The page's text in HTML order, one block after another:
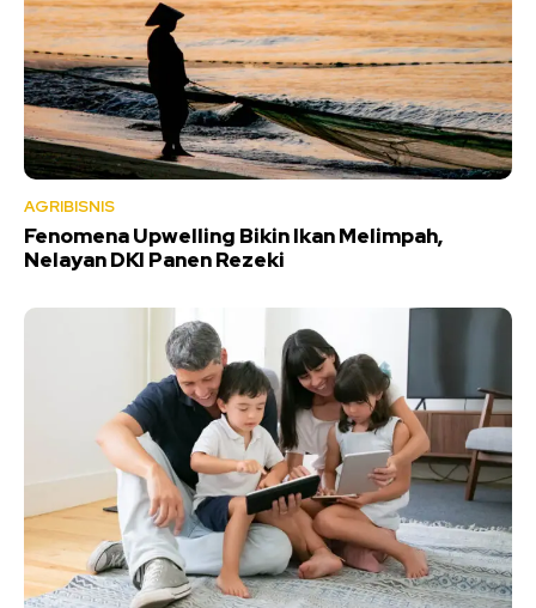
AGRIBISNIS
Fenomena Upwelling Bikin Ikan Melimpah,
Nelayan DKI Panen Rezeki